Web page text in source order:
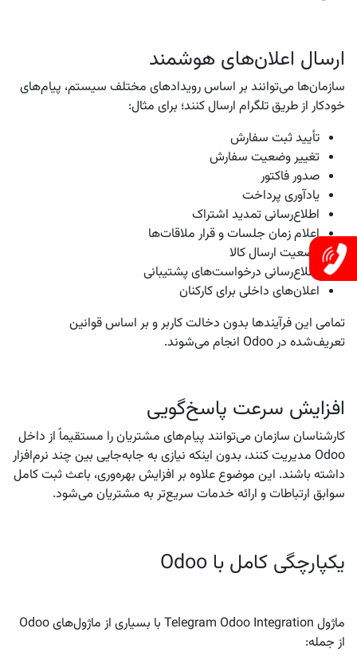
ارسال اعلان‌های هوشمند
سازمان‌ها می‌توانند بر اساس رویدادهای مختلف سیستم، پیام‌های
خودکار از طریق تلگرام ارسال کنند؛ برای مثال:
تأیید ثبت سفارش
تغییر وضعیت سفارش
صدور فاکتور
یادآوری پرداخت
اطلاع‌رسانی تمدید اشتراک
اعلام زمان جلسات و قرار ملاقات‌ها
وضعیت ارسال کالا
اطلاع‌رسانی درخواست‌های پشتیبانی
اعلان‌های داخلی برای کارکنان
تمامی این فرآیندها بدون دخالت کاربر و بر اساس قوانین
تعریف‌شده در Odoo انجام می‌شوند.
افزایش سرعت پاسخ‌گویی
کارشناسان سازمان می‌توانند پیام‌های مشتریان را مستقیماً از داخل
Odoo مدیریت کنند، بدون اینکه نیازی به جابه‌جایی بین چند نرم‌افزار
داشته باشند. این موضوع علاوه بر افزایش بهره‌وری، باعث ثبت کامل
سوابق ارتباطات و ارائه خدمات سریع‌تر به مشتریان می‌شود.
یکپارچگی کامل با Odoo
ماژول Telegram Odoo Integration با بسیاری از ماژول‌های Odoo
از جمله: